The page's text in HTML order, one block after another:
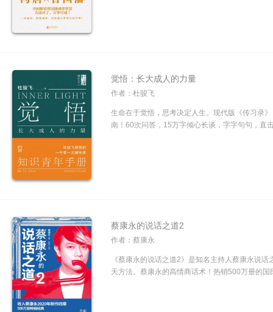
觉悟：长大成人的力量
作者：杜骏飞
生命在于觉悟，思考决定人生。现代版《传习录
南！60次问答，15万字倾心长谈，字字句句，直
蔡康永的说话之道2
作者：蔡康永
《蔡康永的说话之道2》是知名主持人蔡康永说
天方法。蔡康永的高情商话术！热销500万册的